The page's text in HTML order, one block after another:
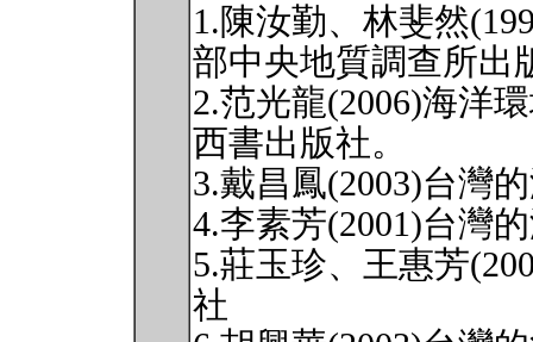
1.陳汝勤、林斐然
部中央地質調查所出
2.范光龍(2006)海洋
西書出版社。
3.戴昌鳳(2003)台灣
4.李素芳(2001)台灣
5.莊玉珍、王惠芳
社